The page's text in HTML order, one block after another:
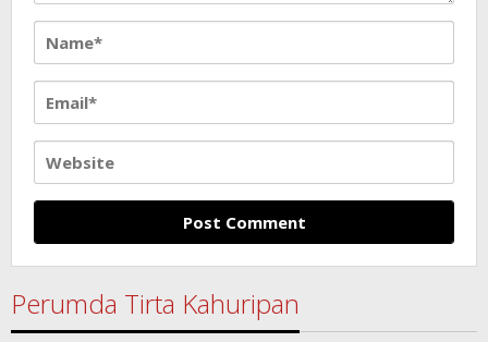
Perumda Tirta Kahuripan